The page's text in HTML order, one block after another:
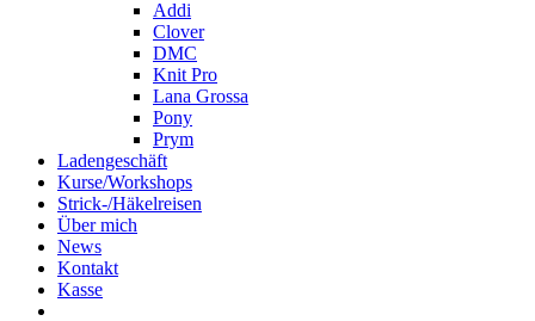
Addi
Clover
DMC
Knit Pro
Lana Grossa
Pony
Prym
Ladengeschäft
Kurse/Workshops
Strick-/Häkelreisen
Über mich
News
Kontakt
Kasse